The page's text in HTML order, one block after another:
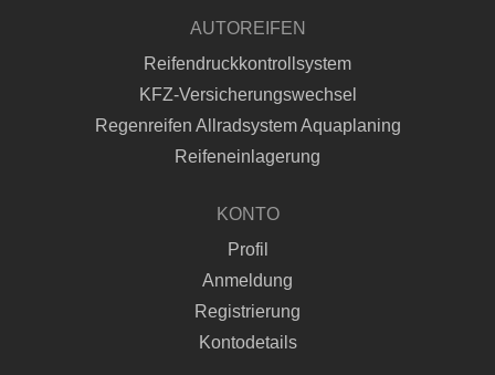
AUTOREIFEN
Reifendruckkontrollsystem
KFZ-Versicherungswechsel
Regenreifen Allradsystem Aquaplaning
Reifeneinlagerung
KONTO
Profil
Anmeldung
Registrierung
Kontodetails